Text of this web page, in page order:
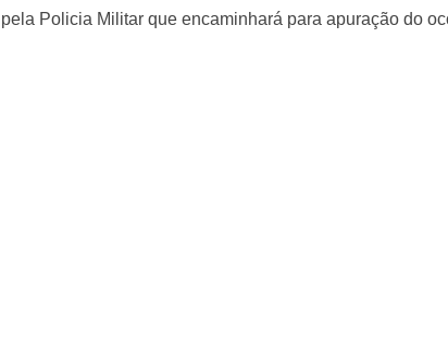
pela Policia Militar que encaminhará para apuração do